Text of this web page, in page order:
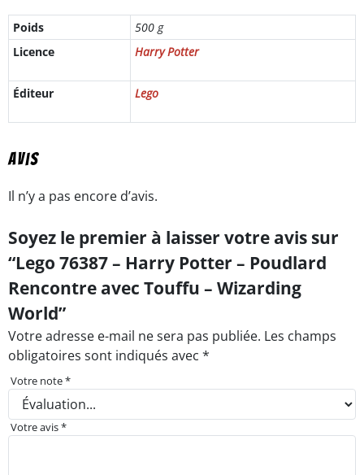
Poids
500 g
Licence
Harry Potter
Éditeur Lego
Avis
Il n’y a pas encore d’avis.
Soyez le premier à laisser votre avis sur
“Lego 76387 – Harry Potter – Poudlard
Rencontre avec Touffu – Wizarding
World”
Votre adresse e-mail ne sera pas publiée. Les champs
obligatoires sont indiqués avec *
Votre note*
Votre avis*